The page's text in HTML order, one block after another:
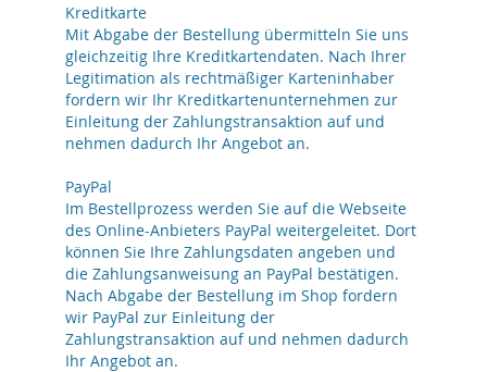
Kreditkarte
Mit Abgabe der Bestellung übermitteln Sie uns
gleichzeitig Ihre Kreditkartendaten. Nach Ihrer
Legitimation als rechtmäßiger Karteninhaber
fordern wir Ihr Kreditkartenunternehmen zur
Einleitung der Zahlungstransaktion auf und
nehmen dadurch Ihr Angebot an.
PayPal
Im Bestellprozess werden Sie auf die Webseite
des Online-Anbieters PayPal weitergeleitet. Dort
können Sie Ihre Zahlungsdaten angeben und
die Zahlungsanweisung an PayPal bestätigen.
Nach Abgabe der Bestellung im Shop fordern
wir PayPal zur Einleitung der
Zahlungstransaktion auf und nehmen dadurch
Ihr Angebot an.